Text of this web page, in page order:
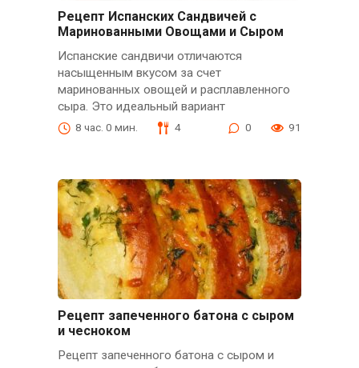
Рецепт Испанских Сандвичей с
Маринованными Овощами и Сыром
Испанские сандвичи отличаются
насыщенным вкусом за счет
маринованных овощей и расплавленного
сыра. Это идеальный вариант
8 час. 0 мин. 4 0 91
Рецепт запеченного батона с сыром
и чесноком
Рецепт запеченного батона с сыром и